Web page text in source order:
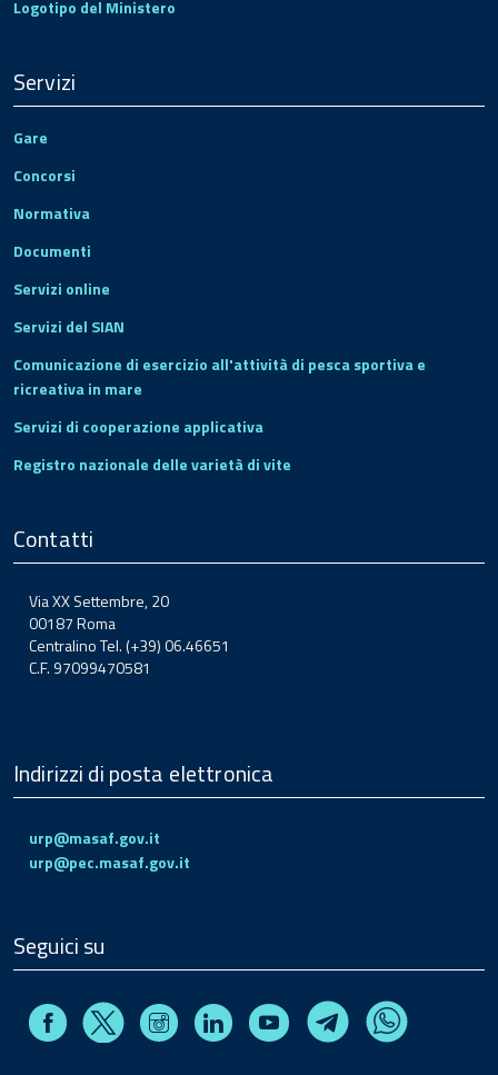
Logotipo del Ministero
Servizi
Gare
Concorsi
Normativa
Documenti
Servizi online
Servizi del SIAN
Comunicazione di esercizio all'attività di pesca sportiva e
ricreativa in mare
Servizi di cooperazione applicativa
Registro nazionale delle varietà di vite
Contatti
Via XX Settembre, 20
00187 Roma
Centralino Tel. (+39) 06.46651
C.F. 97099470581
Indirizzi di posta elettronica
urp@masaf.gov.it
urp@pec.masaf.gov.it
Seguici su
FacebookX InstagramLinkedin Youtube TelegramWhatsapp